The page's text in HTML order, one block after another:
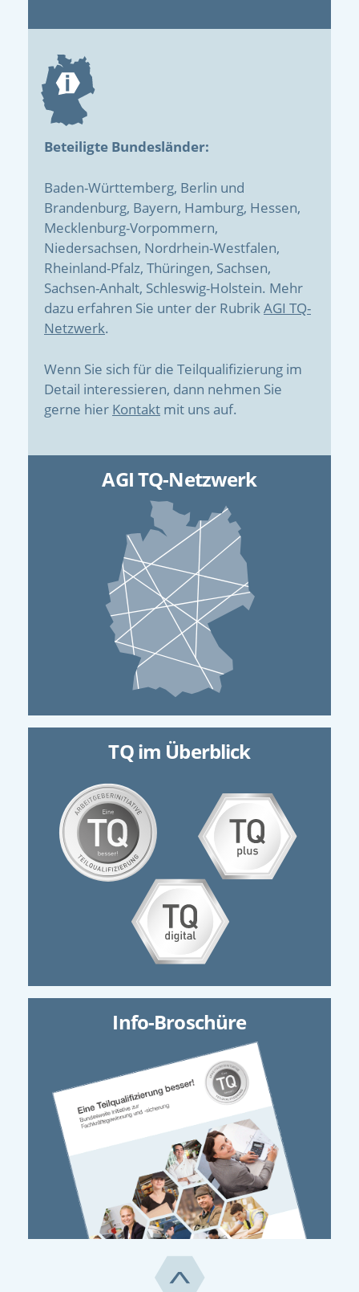
Beteiligte Bundesländer:
Baden-Württemberg, Berlin und
Brandenburg, Bayern, Hamburg, Hessen,
Mecklenburg-Vorpommern,
Niedersachsen, Nordrhein-Westfalen,
Rheinland-Pfalz, Thüringen, Sachsen,
Sachsen-Anhalt, Schleswig-Holstein. Mehr
dazu erfahren Sie unter der RubrikAGI TQ-
Netzwerk.
Wenn Sie sich für die Teilqualifizierung im
Detail interessieren, dann nehmen Sie
gerne hier Kontakt mit uns auf.
AGI TQ-Netzwerk
TQ im Überblick
Info-Broschüre